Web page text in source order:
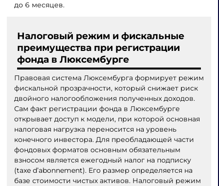
до 6 месяцев.
Налоговый режим и фискальные
преимущества при регистрации
фонда в Люксембурге
Правовая система Люксембурга формирует режим
фискальной прозрачности, который снижает риск
двойного налогообложения полученных доходов.
Сам факт регистрации фонда в Люксембурге
открывает доступ к модели, при которой основная
налоговая нагрузка переносится на уровень
конечного инвестора. Для преобладающей части
фондовых форматов основным обязательным
взносом является ежегодный налог на подписку
(taxe d’abonnement). Его размер определяется на
базе стоимости чистых активов. Налоговый режим